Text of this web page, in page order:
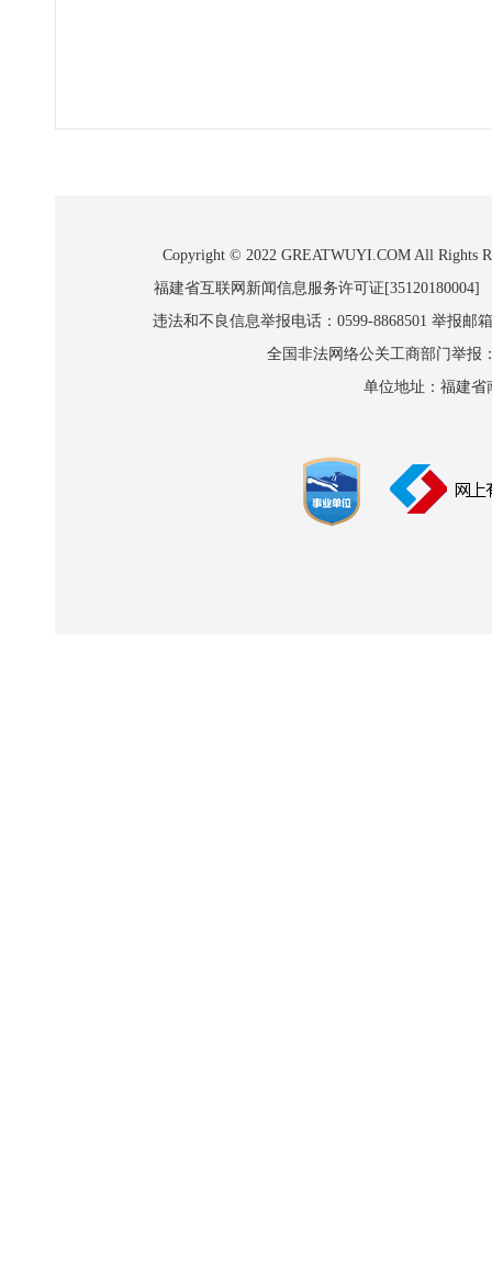
Copyright © 2022 GREATWUYI.COM All Rights
福建省互联网新闻信息服务许可证
违法和不良信息举报电话：0599-8868501 举报邮
全国非法网络公关工商部门举报
单位地址：福建省